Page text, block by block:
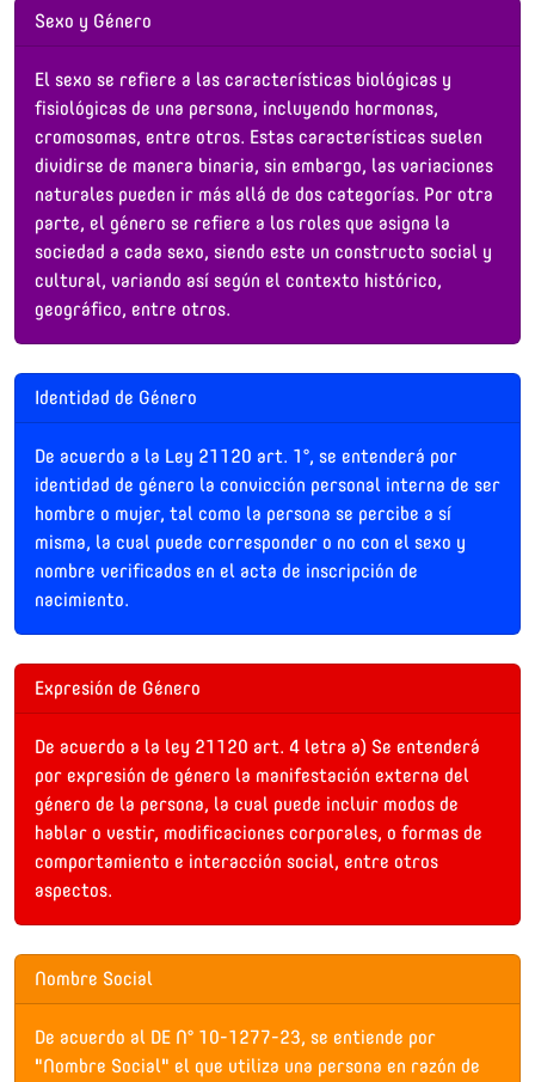
Sexo y Género
El sexo se refiere a las características biológicas y
fisiológicas de una persona, incluyendo hormonas,
cromosomas, entre otros. Estas características suelen
dividirse de manera binaria, sin embargo, las variaciones
naturales pueden ir más allá de dos categorías. Por otra
parte, el género se refiere a los roles que asigna la
sociedad a cada sexo, siendo este un constructo social y
cultural, variando así según el contexto histórico,
geográfico, entre otros.
Identidad de Género
De acuerdo a la Ley 21120 art. 1°, se entenderá por
identidad de género la convicción personal interna de ser
hombre o mujer, tal como la persona se percibe a sí
misma, la cual puede corresponder o no con el sexo y
nombre verificados en el acta de inscripción de
nacimiento.
Expresión de Género
De acuerdo a la ley 21120 art. 4 letra a) Se entenderá
por expresión de género la manifestación externa del
género de la persona, la cual puede incluir modos de
hablar o vestir, modificaciones corporales, o formas de
comportamiento e interacción social, entre otros
aspectos.
Nombre Social
De acuerdo al DE N° 10-1277-23, se entiende por
"Nombre Social" el que utiliza una persona en razón de